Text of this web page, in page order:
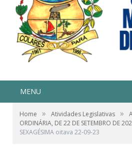
MENU
Home » Atividades Legislativas »
ORDINÁRIA, DE 22 DE SETEMBRO DE
SEXAGÉSIMA oitava 22-09-23